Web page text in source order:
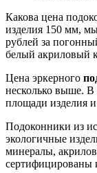
Какова цена
изделия 150 мм,
рублей за
белый акриловый
Цена эркерного
несколько выше. В
площади изделия
Подоконники из
экологичные
минералы,
сертифицированы